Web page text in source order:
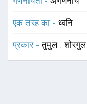
एक तरह का -ध्वनि
प्रकार -तुमुल ,शोरगुल